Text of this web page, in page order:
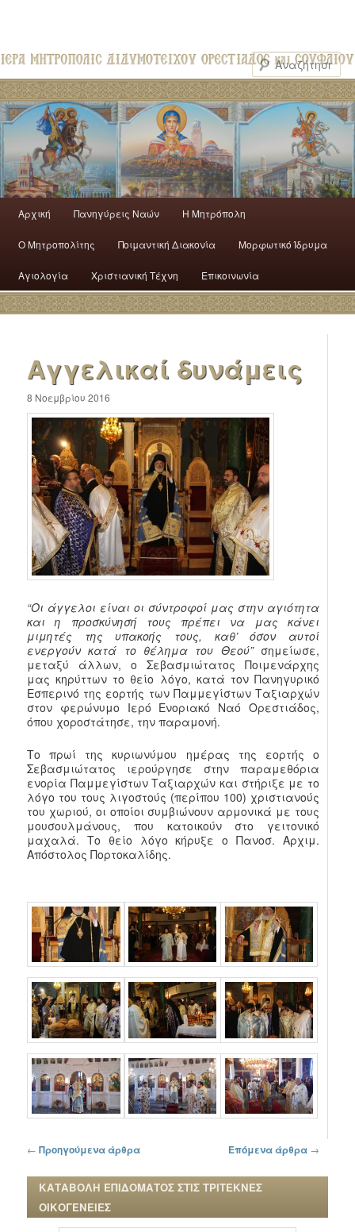
Αρχική Πανηγύρεις Ναών H Mητρόπολη
Ο Mητροπολίτης Ποιμαντική Διακονία Μορφωτικό Ίδρυμα
Αγιολογία Χριστιανική Τέχνη Επικοινωνία
Αγγελικαί δυνάμεις
8 Νοεμβρίου 2016
“Οι άγγελοι είναι οι σύντροφοί μας στην αγιότητα
και η προσκύνησή τους πρέπει να μας κάνει
μιμητές της υπακοής τους, καθ’ όσον αυτοί
ενεργούν κατά το θέλημα του Θεού”σημείωσε,
μεταξύ άλλων, ο Σεβασμιώτατος Ποιμενάρχης
μας κηρύττων το θείο λόγο, κατά τον Πανηγυρικό
Εσπερινό της εορτής των Παμμεγίστων Ταξιαρχών
στον φερώνυμο Ιερό Ενοριακό Ναό Ορεστιάδος,
όπου χοροστάτησε, την παραμονή.
Το πρωί της κυριωνύμου ημέρας της εορτής ο
Σεβασμιώτατος ιερούργησε στην παραμεθόρια
ενορία Παμμεγίστων Ταξιαρχών και στήριξε με το
λόγο του τους λιγοστούς (περίπου 100) χριστιανούς
του χωριού, οι οποίοι συμβιώνουν αρμονικά με τους
μουσουλμάνους, που κατοικούν στο γειτονικό
μαχαλά. Το θείο λόγο κήρυξε ο Πανοσ. Αρχιμ.
Απόστολος Πορτοκαλίδης.
Πλοήγηση στα άρθρα
← Προηγούμενα άρθρα Επόμενα άρθρα →
ΚΑΤΑΒΟΛΗ ΕΠΙΔΟΜΑΤΟΣ ΣΤΙΣ ΤΡΙΤΕΚΝΕΣ
ΟΙΚΟΓΕΝΕΙΕΣ